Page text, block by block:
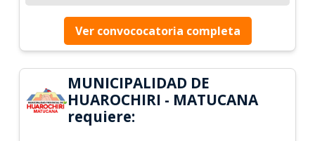
Ver convococatoria completa
MUNICIPALIDAD DE
HUAROCHIRI - MATUCANA
requiere: